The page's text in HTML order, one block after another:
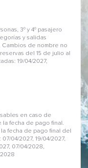
3º y 4º pasajero
y salidas
Cambios de nombre no
del 15 de julio al
19/04/2027,
en caso de
la fecha de pago final.
fecha de pago final del
04/2027, 19/04/2027,
07/04/2028,